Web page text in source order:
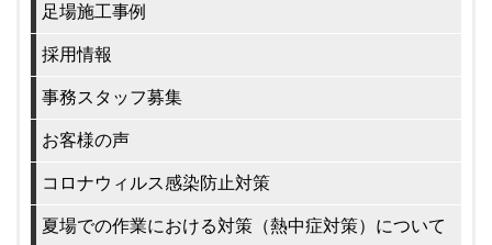
足場施工事例
採用情報
事務スタッフ募集
お客様の声
コロナウィルス感染防止対策
夏場での作業における対策（熱中症対策）について